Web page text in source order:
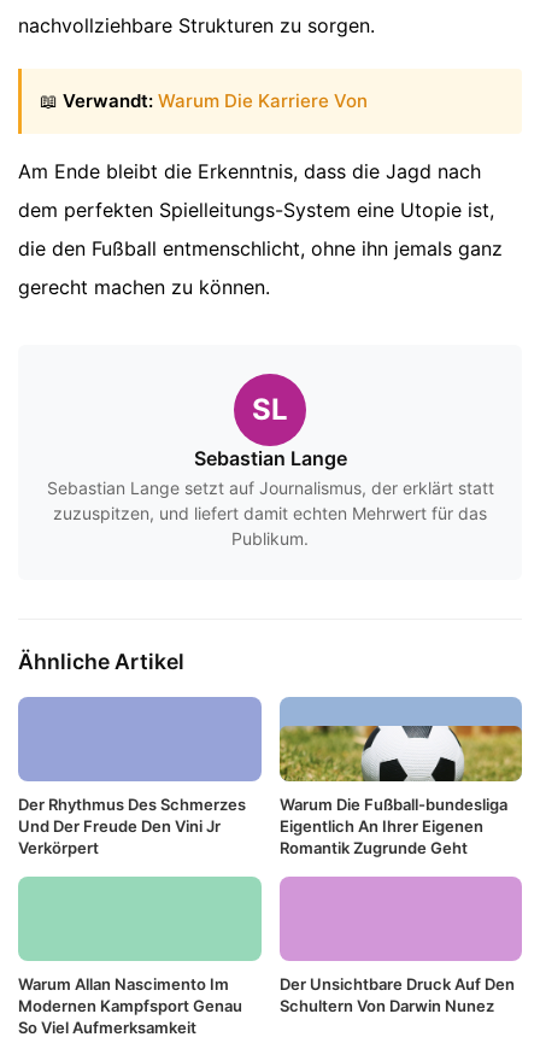
nachvollziehbare Strukturen zu sorgen.
📖 Verwandt: Warum Die Karriere Von
Am Ende bleibt die Erkenntnis, dass die Jagd nach
dem perfekten Spielleitungs-System eine Utopie ist,
die den Fußball entmenschlicht, ohne ihn jemals ganz
gerecht machen zu können.
SL
Sebastian Lange
Sebastian Lange setzt auf Journalismus, der erklärt statt
zuzuspitzen, und liefert damit echten Mehrwert für das
Publikum.
Ähnliche Artikel
Der Rhythmus Des Schmerzes
Und Der Freude Den Vini Jr
Verkörpert
Warum Die Fußball-bundesliga
Eigentlich An Ihrer Eigenen
Romantik Zugrunde Geht
Warum Allan Nascimento Im
Modernen Kampfsport Genau
So Viel Aufmerksamkeit
Der Unsichtbare Druck Auf Den
Schultern Von Darwin Nunez